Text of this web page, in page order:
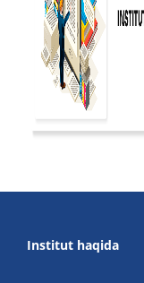
Institut haqida